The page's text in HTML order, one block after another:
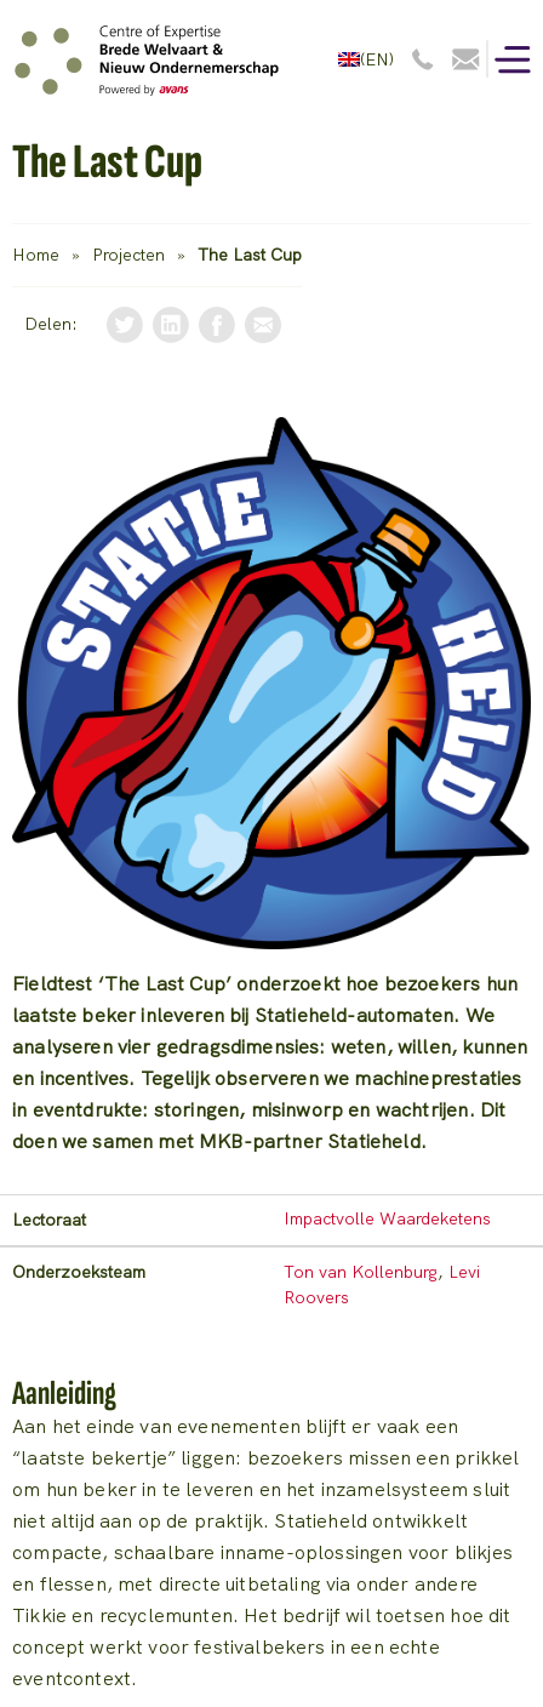
(EN)
The Last Cup
Home » Projecten » The Last Cup
Delen:
Fieldtest ‘The Last Cup’ onderzoekt hoe bezoekers hun
laatste beker inleveren bij Statieheld-automaten. We
analyseren vier gedragsdimensies: weten, willen, kunnen
en incentives. Tegelijk observeren we machineprestaties
in eventdrukte: storingen, misinworp en wachtrijen. Dit
doen we samen met MKB-partner Statieheld.
Lectoraat Impactvolle Waardeketens
Onderzoeksteam Ton van Kollenburg, Levi
Roovers
Aanleiding
Aan het einde van evenementen blijft er vaak een
“laatste bekertje” liggen: bezoekers missen een prikkel
om hun beker in te leveren en het inzamelsysteem sluit
niet altijd aan op de praktijk. Statieheld ontwikkelt
compacte, schaalbare inname-oplossingen voor blikjes
en flessen, met directe uitbetaling via onder andere
Tikkie en recyclemunten. Het bedrijf wil toetsen hoe dit
concept werkt voor festivalbekers in een echte
eventcontext.